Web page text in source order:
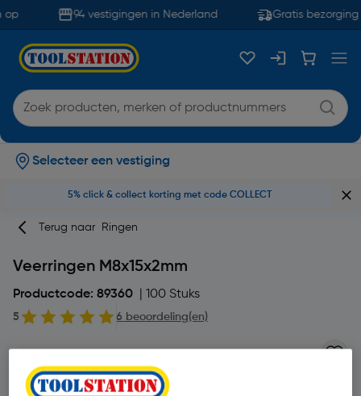
94 vestigingen in Nederland Gratis bezorging
Selecteer een vestiging
5% click & collect korting met code COLLECT
Terug naar Ringen
Veerringen M8x15x2mm
Productcode: 89360 | 100 Stuks
5 6 beoordeling(en)